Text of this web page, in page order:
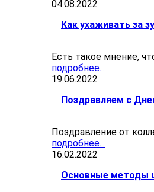
04.08.2022
Как ухаживать за
Есть такое мнение,
подробнее...
19.06.2022
Поздравляем с
Поздравление от
подробнее...
16.02.2022
Основные методы